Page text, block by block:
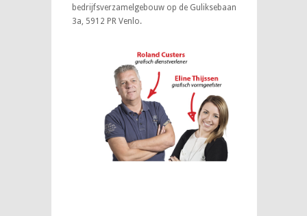
bedrijfsverzamelgebouw op de Guliksebaan
3a, 5912 PR Venlo.